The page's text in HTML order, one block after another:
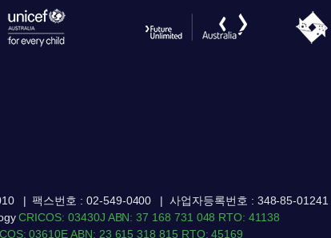
팩스번호 : 02-549-0400 사업자등록번호 : 348-85-01241
CRICOS: 03430J ABN: 37 168 731 048 RTO: 41138
03610EABN: 23 615 318 815 RTO: 45169